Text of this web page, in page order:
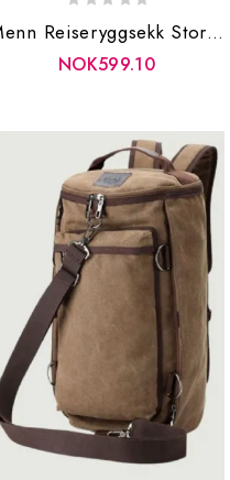
Menn Reiseryggsekk Stor Tenåring Mann Anti-Tyvveske Laptop-Ryggsekk Vanntett Bøtte Skuldervesker
NOK599.10